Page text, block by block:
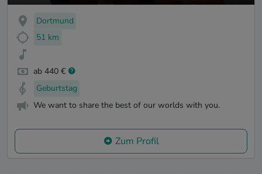
Dortmund
51 km
ab 440 €
Geburtstag
We want to share the best of our worlds with you.
Zum Profil